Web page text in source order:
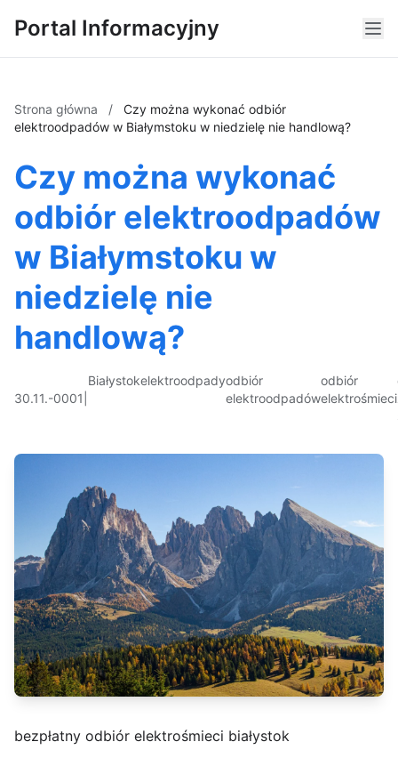
Portal Informacyjny
Strona główna /
Czy można wykonać odbiór
elektroodpadów w Białymstoku w niedzielę nie handlową?
Czy można wykonać
odbiór elektroodpadów
w Białymstoku w
niedzielę nie
handlową?
30.11.-0001
Białystokelektroodpadyodbiór
elektroodpadów
odbiór
elektrośmieci
bezpłatny odbiór elektrośmieci białystok